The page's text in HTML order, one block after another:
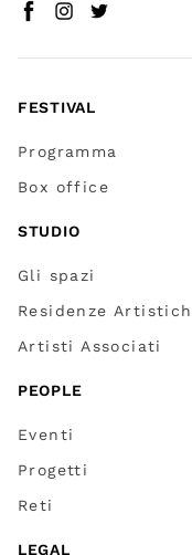
Facebook(
Instagram
Twitter
FESTIVAL
Programma
Box office
STUDIO
Gli spazi
Residenze
Artisti Associati
PEOPLE
Eventi
Progetti
Reti
LEGAL